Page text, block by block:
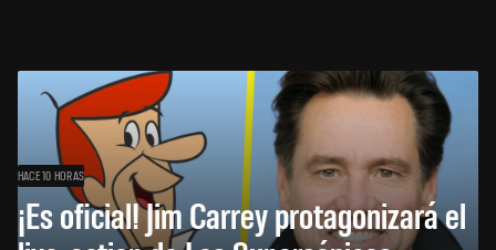
HACE 10 HORAS
¡Es oficial! Jim Carrey protagonizará el